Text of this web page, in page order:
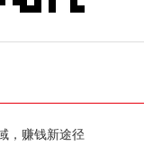
，赚钱新途径